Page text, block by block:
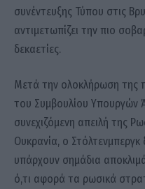
συνέντευξης Τύπου στις
αντιμετωπίζει την πιο
δεκαετίες.
Μετά την ολοκλήρωση της
του Συμβουλίου Υπουργών
συνεχιζόμενη απειλή της
Ουκρανία, ο
υπάρχουν σημάδια
ό,τι αφορά τα ρωσικά